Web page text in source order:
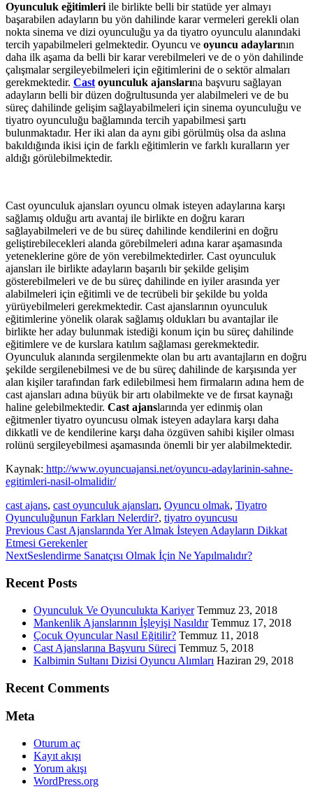
Oyunculuk eğitimleriile birlikte belli bir statüde yer almayı
başarabilen adayların bu yön dahilinde karar vermeleri gerekli olan
nokta sinema ve dizi oyunculuğu ya da tiyatro oyunculu alanındaki
tercih yapabilmeleri gelmektedir. Oyuncu ve oyuncu adaylarının
daha ilk aşama da belli bir karar verebilmeleri ve de o yön dahilinde
çalışmalar sergileyebilmeleri için eğitimlerini de o sektör almaları
gerekmektedir. Castoyunculuk ajanslarına başvuru sağlayan
adayların belli bir düzen doğrultusunda yer alabilmeleri ve de bu
süreç dahilinde gelişim sağlayabilmeleri için sinema oyunculuğu ve
tiyatro oyunculuğu bağlamında tercih yapabilmesi şartı
bulunmaktadır. Her iki alan da aynı gibi görülmüş olsa da aslına
bakıldığında ikisi için de farklı eğitimlerin ve farklı kuralların yer
aldığı görülebilmektedir.
Cast oyunculuk ajansları oyuncu olmak isteyen adaylarına karşı
sağlamış olduğu artı avantaj ile birlikte en doğru kararı
sağlayabilmeleri ve de bu süreç dahilinde kendilerini en doğru
geliştirebilecekleri alanda görebilmeleri adına karar aşamasında
yeteneklerine göre de yön verebilmektedirler. Cast oyunculuk
ajansları ile birlikte adayların başarılı bir şekilde gelişim
gösterebilmeleri ve de bu süreç dahilinde en iyiler arasında yer
alabilmeleri için eğitimli ve de tecrübeli bir şekilde bu yolda
yürüyebilmeleri gerekmektedir. Cast ajanslarının oyunculuk
eğitimlerine yönelik olarak sağlamış oldukları bu avantajlar ile
birlikte her aday bulunmak istediği konum için bu süreç dahilinde
eğitimlere ve de kurslara katılım sağlaması gerekmektedir.
Oyunculuk alanında sergilenmekte olan bu artı avantajların en doğru
şekilde sergilenebilmesi ve de bu süreç dahilinde de karşısında yer
alan kişiler tarafından fark edilebilmesi hem firmaların adına hem de
cast ajansları adına büyük bir artı olabilmekte ve de fırsat kaynağı
haline gelebilmektedir. Cast ajanslarında yer edinmiş olan
eğitmenler tiyatro oyuncusu olmak isteyen adaylara karşı daha
dikkatli ve de kendilerine karşı daha özgüven sahibi kişiler olması
rolünü sergileyebilmesi aşamasında önemli bir yer alabilmektedir.
Kaynak: http://www.oyuncuajansi.net/oyuncu-adaylarinin-sahne-
egitimleri-nasil-olmalidir/
cast ajans, cast oyunculuk ajansları, Oyuncu olmak, Tiyatro
Oyunculuğunun Farkları Nelerdir?, tiyatro oyuncusu
PreviousPrevious
post:
Cast Ajanslarında Yer Almak İsteyen Adayların Dikkat
Etmesi Gerekenler
NextNext
Seslendirme Sanatçısı Olmak İçin Ne Yapılmalıdır?
Recent Posts
Oyunculuk Ve Oyunculukta Kariyer Temmuz 23, 2018
Mankenlik Ajanslarının İşleyişi Nasıldır Temmuz 17, 2018
Çocuk Oyuncular Nasıl Eğitilir? Temmuz 11, 2018
Cast Ajanslarına Başvuru Süreci Temmuz 5, 2018
Kalbimin Sultanı Dizisi Oyuncu Alımları Haziran 29, 2018
Recent Comments
Meta
Oturum aç
Kayıt akışı
Yorum akışı
WordPress.org